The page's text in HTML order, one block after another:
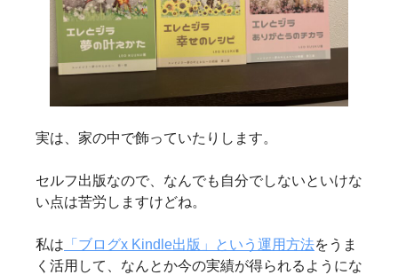
実は、家の中で飾っていたりします。
セルフ出版なので、なんでも自分でしないといけな
い点は苦労しますけどね。
私は 「ブログx Kindle出版」という運用方法をうま
く活用して、なんとか今の実績が得られるようにな